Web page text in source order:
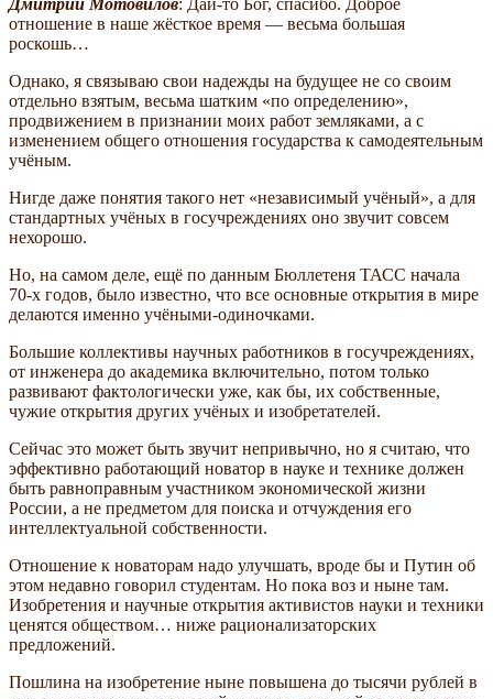
отношение в наше жёсткое время — весьма большая
роскошь…
Однако, я связываю свои надежды на будущее не со своим
отдельно взятым, весьма шатким «по определению»,
продвижением в признании моих работ земляками, а с
изменением общего отношения государства к самодеятельным
учёным.
Нигде даже понятия такого нет «независимый учёный», а для
стандартных учёных в госучреждениях оно звучит совсем
нехорошо.
Но, на самом деле, ещё по данным Бюллетеня ТАСС начала
70-х годов, было известно, что все основные открытия в мире
делаются именно учёными-одиночками.
Большие коллективы научных работников в госучреждениях,
от инженера до академика включительно, потом только
развивают фактологически уже, как бы, их собственные,
чужие открытия других учёных и изобретателей.
Сейчас это может быть звучит непривычно, но я считаю, что
эффективно работающий новатор в науке и технике должен
быть равноправным участником экономической жизни
России, а не предметом для поиска и отчуждения его
интеллектуальной собственности.
Отношение к новаторам надо улучшать, вроде бы и Путин об
этом недавно говорил студентам. Но пока воз и ныне там.
Изобретения и научные открытия активистов науки и техники
ценятся обществом… ниже рационализаторских
предложений.
Пошлина на изобретение ныне повышена до тысячи рублей в